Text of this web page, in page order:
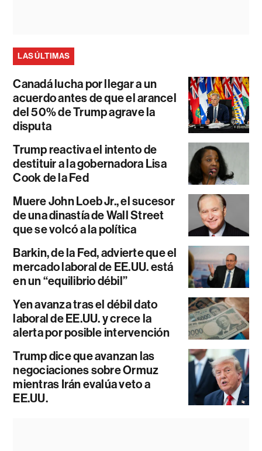
LAS ÚLTIMAS
Canadá lucha por llegar a un
acuerdo antes de que el arancel
del 50% de Trump agrave la
disputa
Trump reactiva el intento de
destituir a la gobernadora Lisa
Cook de la Fed
Muere John Loeb Jr., el sucesor
de una dinastía de Wall Street
que se volcó a la política
Barkin, de la Fed, advierte que el
mercado laboral de EE.UU. está
en un “equilibrio débil”
Yen avanza tras el débil dato
laboral de EE.UU. y crece la
alerta por posible intervención
Trump dice que avanzan las
negociaciones sobre Ormuz
mientras Irán evalúa veto a
EE.UU.